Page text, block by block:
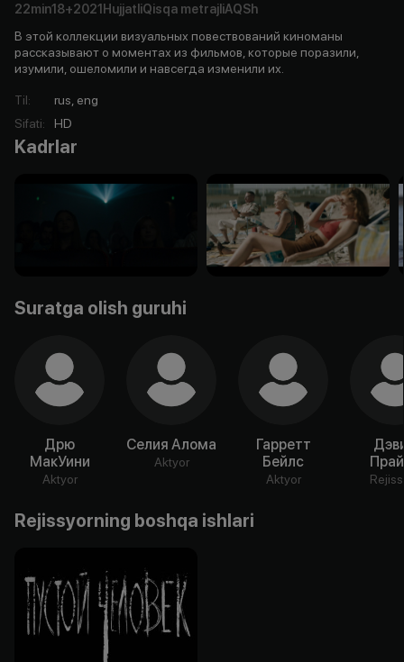
22min18+2021 HujjatliQisqa metrajliAQSh
В этой коллекции визуальных повествований киноманы
рассказывают о моментах из фильмов, которые поразили,
изумили, ошеломили и навсегда изменили их.
Til:
rus, eng
Sifati: HD
Kadrlar
Suratga olish guruhi
Дрю
МакУини
Aktyor
Селия Алома
Aktyor
Гарретт
Бейлс
Aktyor
Rejissyorning boshqa ishlari